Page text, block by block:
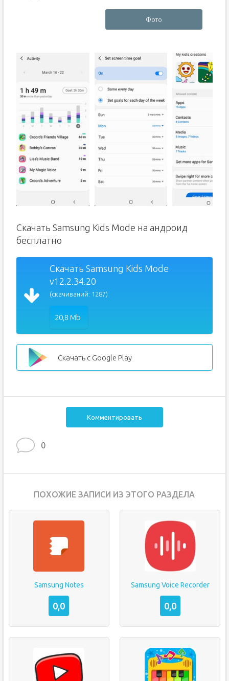
Фото
Скачать Samsung Kids Mode на андроид
бесплатно
Скачать Samsung Kids Mode
v12.2.34.20
(скачиваний: 1287)
20,8 Mb
Скачать с Google Play
Комментировать
0
ПОХОЖИЕ ЗАПИСИ ИЗ ЭТОГО РАЗДЕЛА
Samsung Notes
0,0
Samsung Voice Recorder
0,0